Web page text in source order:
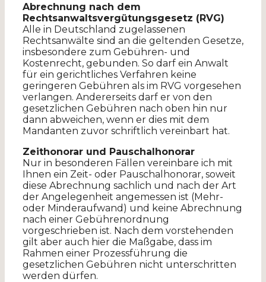
Abrechnung nach dem
Rechtsanwaltsvergütungsgesetz (RVG)
Alle in Deutschland zugelassenen
Rechtsanwälte sind an die geltenden Gesetze,
insbesondere zum Gebühren- und
Kostenrecht, gebunden. So darf ein Anwalt
für ein gerichtliches Verfahren keine
geringeren Gebühren als im RVG vorgesehen
verlangen. Andererseits darf er von den
gesetzlichen Gebühren nach oben hin nur
dann abweichen, wenn er dies mit dem
Mandanten zuvor schriftlich vereinbart hat.
Zeithonorar und Pauschalhonorar
Nur in besonderen Fällen vereinbare ich mit
Ihnen ein Zeit- oder Pauschalhonorar, soweit
diese Abrechnung sachlich und nach der Art
der Angelegenheit angemessen ist (Mehr-
oder Minderaufwand) und keine Abrechnung
nach einer Gebührenordnung
vorgeschrieben ist. Nach dem vorstehenden
gilt aber auch hier die Maßgabe, dass im
Rahmen einer Prozessführung die
gesetzlichen Gebühren nicht unterschritten
werden dürfen.